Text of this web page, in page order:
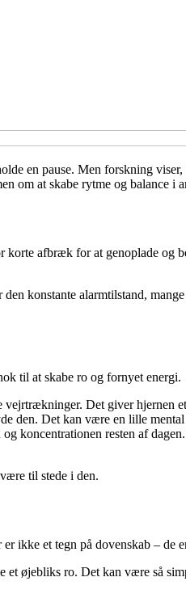
en pause. Men forskning
om at skabe rytme og balance i
afbræk for at genoplade og
konstante alarmtilstand,
til at skabe ro og fornyet energi.
Det giver hjernen
den. Det kan være en lille
koncentrationen resten af dagen.
til stede i den.
ikke et tegn på dovenskab – de
øjebliks ro. Det kan være så